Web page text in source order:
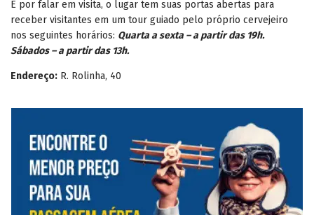
E por falar em visita, o lugar tem suas portas abertas para
receber visitantes em um tour guiado pelo próprio cervejeiro
nos seguintes horários: Quarta a sexta – a partir das 19h.
Sábados – a partir das 13h.
Endereço: R. Rolinha, 40